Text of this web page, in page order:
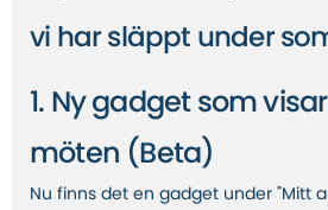
vi har släppt under
1. Ny gadget som
möten (Beta)
Nu finns det en gadget under "Mitt